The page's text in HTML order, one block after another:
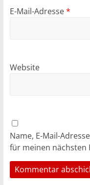
E-Mail-Adresse*
Website
Name, E-Mail-
für meinen nächsten